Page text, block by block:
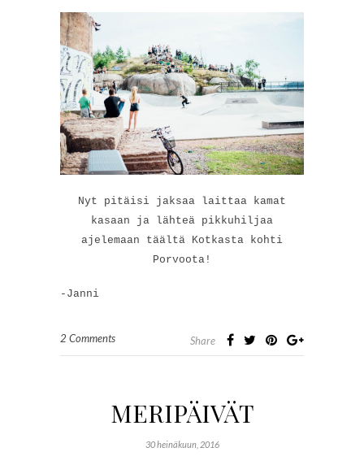
Nyt pitäisi jaksaa laittaa kamat
kasaan ja lähteä pikkuhiljaa
ajelemaan täältä Kotkasta kohti
Porvoota!
-Janni
2 Comments Share
MERIPÄIVÄT
30 heinäkuun, 2016